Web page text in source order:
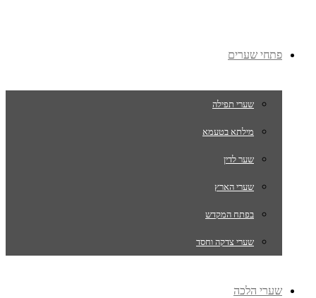
פתחי שערים
שערי תפילה
מילתא בטעמא
שער לדין
שערי הארץ
בפתח המקדש
שערי צדקה וחסד
שערי הלכה